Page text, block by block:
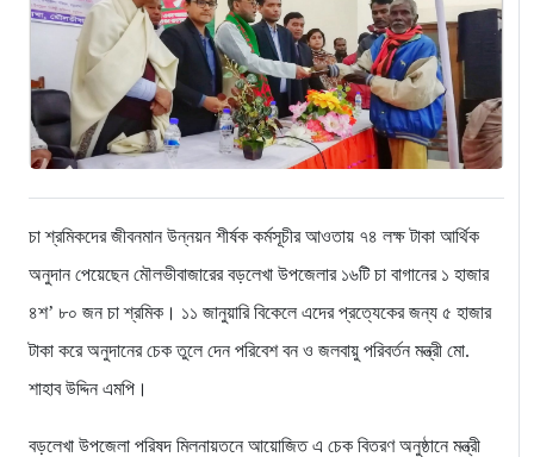
চা শ্রমিকদের জীবনমান উন্নয়ন শীর্ষক কর্মসূচীর আওতায় ৭৪ লক্ষ টাকা আর্থিক
অনুদান পেয়েছেন মৌলভীবাজারের বড়লেখা উপজেলার ১৬টি চা বাগানের ১ হাজার
৪শ’ ৮০ জন চা শ্রমিক। ১১ জানুয়ারি বিকেলে এদের প্রত্যেকের জন্য ৫ হাজার
টাকা করে অনুদানের চেক তুলে দেন পরিবেশ বন ও জলবায়ু পরিবর্তন মন্ত্রী মো.
শাহাব উদ্দিন এমপি।
বড়লেখা উপজেলা পরিষদ মিলনায়তনে আয়োজিত এ চেক বিতরণ অনুষ্ঠানে মন্ত্রী